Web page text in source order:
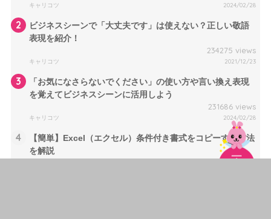
キャリコツ 2024/02/28
2
ビジネスシーンで「大丈夫です」は使えない？正しい敬語
表現を紹介！
234275 views
キャリコツ 2021/12/23
3
「お気になさらないでください」の使い方や言い換え表現
を覚えてビジネスシーンに活用しよう
231686 views
キャリコツ 2024/02/28
4
【簡単】Excel（エクセル）条件付き書式をコピーする方法
を解説